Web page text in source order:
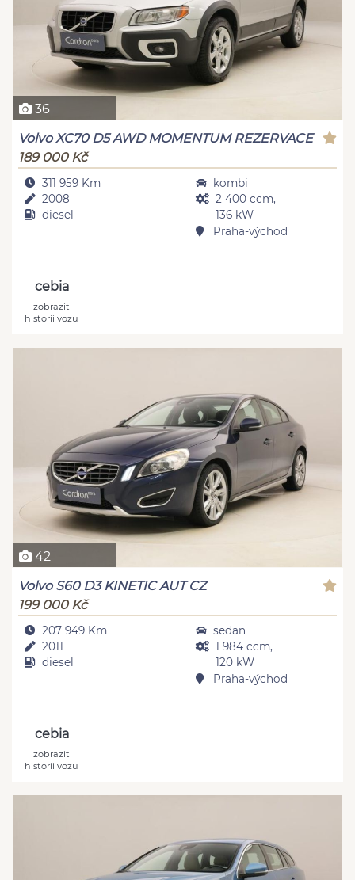
36
Volvo XC70 D5 AWD MOMENTUM REZERVACE
189 000 Kč
311 959 Km
2008
diesel
kombi
2 400 ccm,
136 kW
Praha-východ
cebia
zobrazit
historii vozu
42
Volvo S60 D3 KINETIC AUT CZ
199 000 Kč
207 949 Km
2011
diesel
sedan
1 984 ccm,
120 kW
Praha-východ
cebia
zobrazit
historii vozu